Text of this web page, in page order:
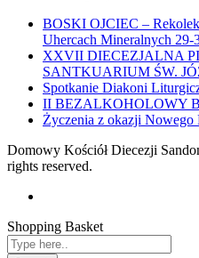
BOSKI OJCIEC –
Uhercach Mineralnych 29-
XXVII DIECEZJALNA
SANTKUARIUM ŚW.
Spotkanie Diakoni
II BEZALKOHOLOWY
Życzenia z okazji Nowego
Domowy Kościół Diecezji
rights reserved.
Shopping Basket